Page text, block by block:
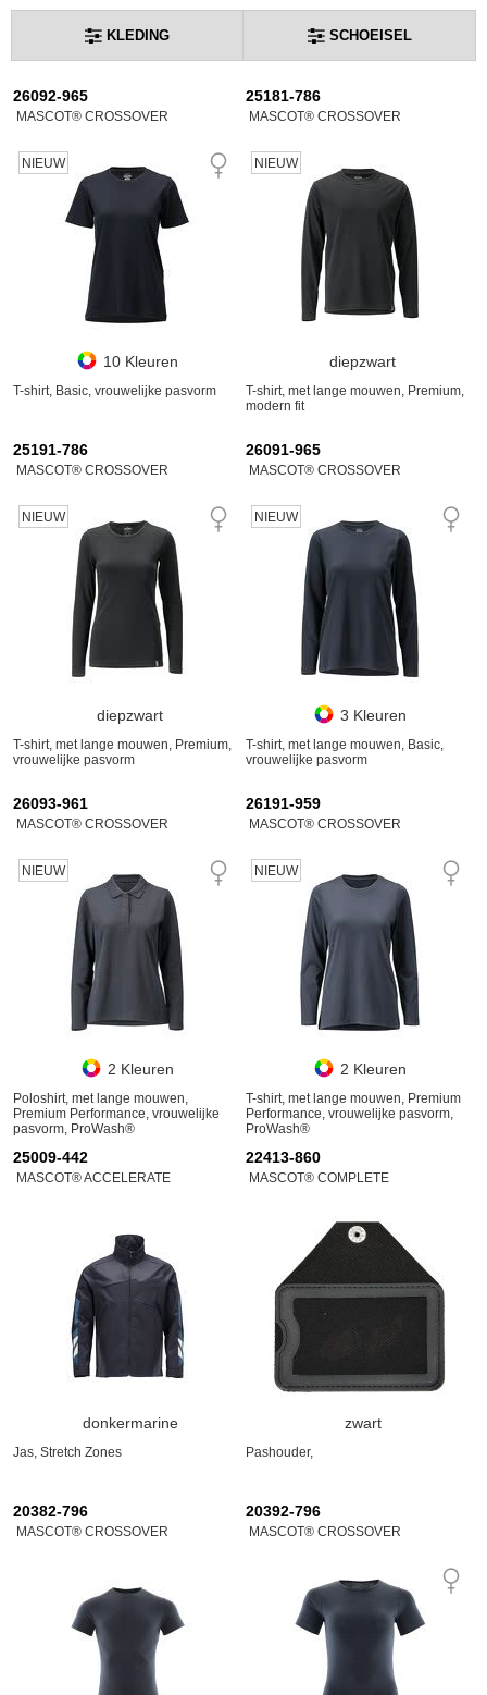
KLEDING SCHOEISEL
26092-965
MASCOT® CROSSOVER
NIEUW
10 Kleuren
T-shirt, Basic, vrouwelijke pasvorm
25181-786
MASCOT® CROSSOVER
NIEUW
diepzwart
T-shirt, met lange mouwen, Premium,
modern fit
25191-786
MASCOT® CROSSOVER
NIEUW
diepzwart
T-shirt, met lange mouwen, Premium,
vrouwelijke pasvorm
26091-965
MASCOT® CROSSOVER
NIEUW
3 Kleuren
T-shirt, met lange mouwen, Basic,
vrouwelijke pasvorm
26093-961
MASCOT® CROSSOVER
NIEUW
2 Kleuren
Poloshirt, met lange mouwen,
Premium Performance, vrouwelijke
pasvorm, ProWash®
26191-959
MASCOT® CROSSOVER
NIEUW
2 Kleuren
T-shirt, met lange mouwen, Premium
Performance, vrouwelijke pasvorm,
ProWash®
25009-442
MASCOT® ACCELERATE
donkermarine
Jas, Stretch Zones
22413-860
MASCOT® COMPLETE
zwart
Pashouder,
20382-796
MASCOT® CROSSOVER
20392-796
MASCOT® CROSSOVER